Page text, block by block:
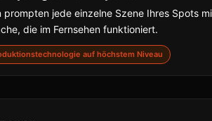
prompten jede einzelne Szene Ihres Spots
die im Fernsehen funktioniert.
auf höchstem Niveau